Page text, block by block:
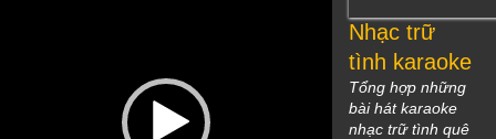
Nhạc trữ
tình karaoke
Tổng hợp những
bài hát karaoke
nhạc trữ tình quê